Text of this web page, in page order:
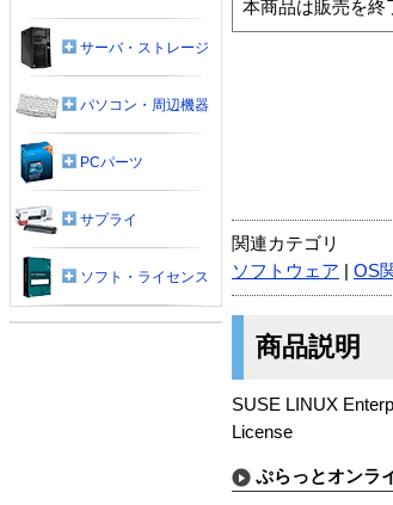
本商品は販売を終
関連カテゴリ
ソフトウェア
OS
商品説明
SUSE LINUX
License
ぷらっとオンラ
サーバ・ストレージ
パソコン・周辺機器
PCパーツ
サプライ
ソフト・ライセンス